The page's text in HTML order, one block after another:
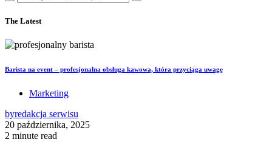
The Latest
Barista na event – profesjonalna obsługa kawowa, która przyciąga uwagę
Marketing
byredakcja serwisu
20 października, 2025
2 minute read